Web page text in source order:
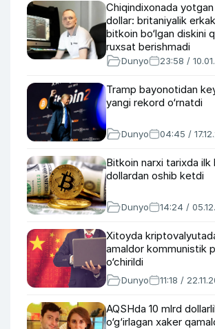
Chiqindixonada
dollar: britaniyalik
bitkoin bo‘lgan diskini
ruxsat berishmadi
Dunyo 23:58 /
Tramp bayonotidan
yangi rekord o‘rnatdi
Dunyo 04:45 /
Bitkoin narxi tarixda ilk
dollardan oshib ketdi
Dunyo 14:24 /
Xitoyda
amaldor kommunistik
o‘chirildi
Dunyo 11:18 /
AQSHda 10 mlrd
o‘g‘irlagan xaker